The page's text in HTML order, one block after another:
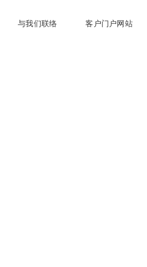
与我们联络 客户门户网站